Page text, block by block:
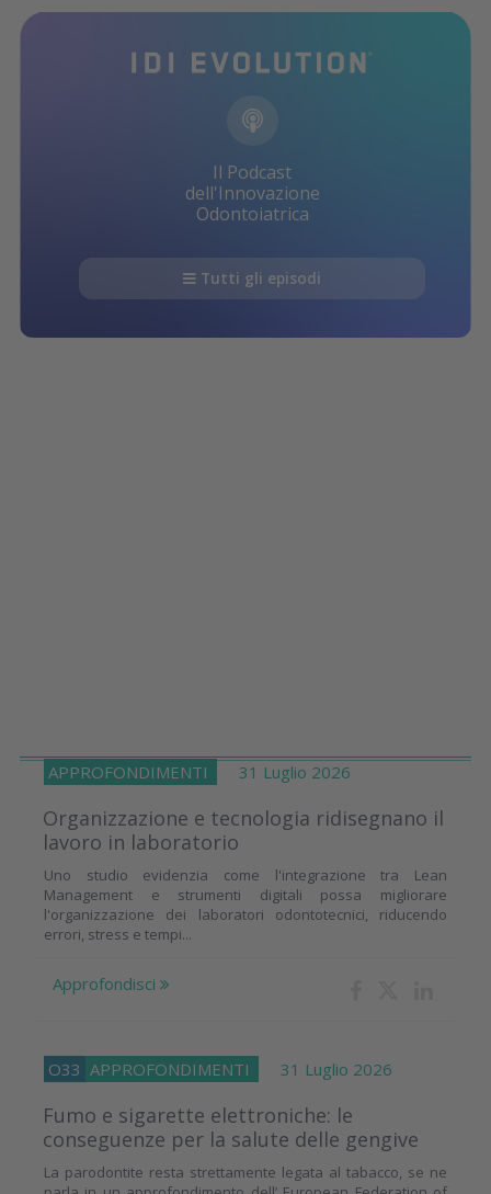
Il Podcast
dell'Innovazione
Odontoiatrica
Tutti gli episodi
APPROFONDIMENTI 31 Luglio 2026
Organizzazione e tecnologia ridisegnano il
lavoro in laboratorio
Uno studio evidenzia come l'integrazione tra Lean
Management e strumenti digitali possa migliorare
l'organizzazione dei laboratori odontotecnici, riducendo
errori, stress e tempi...
Approfondisci
O33 APPROFONDIMENTI 31 Luglio 2026
Fumo e sigarette elettroniche: le
conseguenze per la salute delle gengive
La parodontite resta strettamente legata al tabacco, se ne